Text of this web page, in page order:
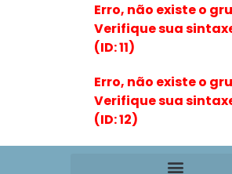
Erro, não existe o
Verifique sua
(ID: 11)
Erro, não existe o
Verifique sua
(ID: 12)